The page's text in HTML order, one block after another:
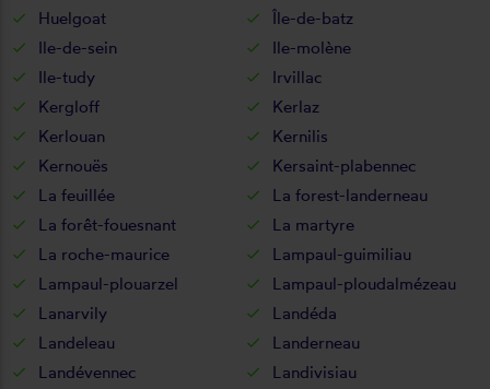
Huelgoat
Île-de-batz
Ile-de-sein
Ile-molène
Ile-tudy
Irvillac
Kergloff
Kerlaz
Kerlouan
Kernilis
Kernouës
Kersaint-plabennec
La feuillée
La forest-landerneau
La forêt-fouesnant
La martyre
La roche-maurice
Lampaul-guimiliau
Lampaul-plouarzel
Lampaul-ploudalmézeau
Lanarvily
Landéda
Landeleau
Landerneau
Landévennec
Landivisiau